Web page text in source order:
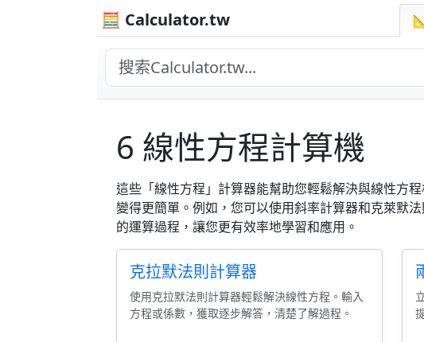
🧮 Calculator.tw
6 線性方程計算機
這些「線性方程」計算器能幫助您輕鬆解決與線性方
變得更簡單。例如，您可以使用斜率計算器和克萊默
的運算過程，讓您更有效率地學習和應用。
克拉默法則計算器
使用克拉默法則計算器輕鬆解決線性方程。輸入
方程或係數，獲取逐步解答，清楚了解過程。